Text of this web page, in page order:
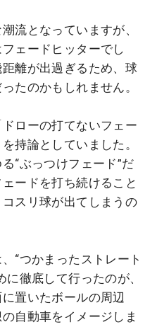
流となっていますが、
ェードヒッターでし
離が出過ぎるため、球
たのかもしれません。
ローの打てないフェー
持論としていました。
“ぶっつけフェード”だ
ードを打ち続けること
スリ球が出てしまうの
“つかまったストレート
徹底して行ったのが、
置いたボールの周辺
自動車をイメージしま